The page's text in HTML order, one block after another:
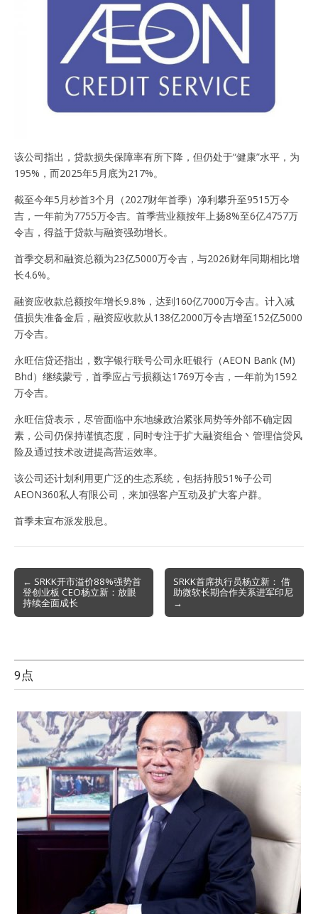
该公司指出，贷款损失保障率有所下降，但仍处于“健康”水平，为
195%，而2025年5月底为217%。
截至今年5月杪首3个月（2027财年首季）净利攀升至9515万令
吉，一年前为7755万令吉。首季营业额按年上扬8%至6亿4757万
令吉，得益于贷款与融资强劲增长。
首季交易和融资总额为23亿5000万令吉，与2026财年同期相比增
长4.6%。
融资应收款总额按年增长9.8%，达到160亿7000万令吉。计入减
值损失准备金后，融资应收款从138亿2000万令吉增至152亿5000
万令吉。
永旺信贷还指出，数字银行联号公司永旺银行（AEON Bank (M)
Bhd）继续蒙亏，首季应占亏损额达1769万令吉，一年前为1592
万令吉。
永旺信贷表示，尽管面临中东地缘政治紧张局势等外部不确定因
素，公司仍保持谨慎态度，同时专注于扩大融资组合丶管理信贷风
险及通过技术改进提高营运效率。
该公司还计划利用更广泛的生态系统，包括持股51%子公司
AEON360私人有限公司，来加强客户互动及扩大客户群。
首季未宣布派发股息。
Post
navigation
← SRKK开市溢价88%强势首
登创业板 CEO杨立新：放眼
持续全面成长
SRKK首席执行员杨立新： 借
助微软长期合作关系进军印尼
→
9点